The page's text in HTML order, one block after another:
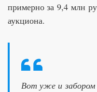
примерно за 9,4 млн
аукциона.
Вот уже и забором